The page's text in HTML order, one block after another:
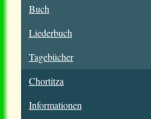
Buch
Liederbuch
Tagebücher
Chortitza
Informationen